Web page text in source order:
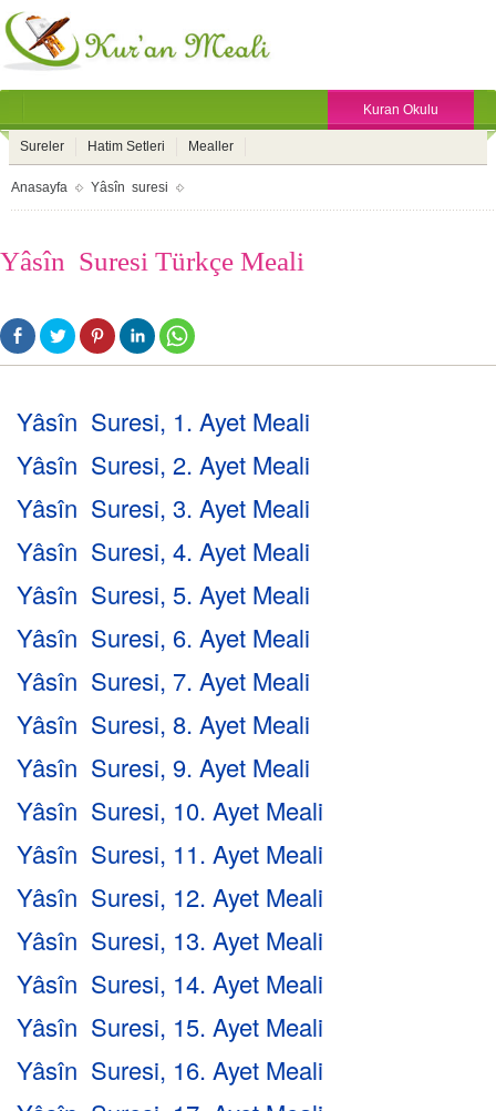
Kuran Okulu
Sureler Hatim Setleri Mealler
Anasayfa Yâsîn suresi
Yâsîn Suresi Türkçe Meali
Yâsîn Suresi, 1. Ayet Meali
Yâsîn Suresi, 2. Ayet Meali
Yâsîn Suresi, 3. Ayet Meali
Yâsîn Suresi, 4. Ayet Meali
Yâsîn Suresi, 5. Ayet Meali
Yâsîn Suresi, 6. Ayet Meali
Yâsîn Suresi, 7. Ayet Meali
Yâsîn Suresi, 8. Ayet Meali
Yâsîn Suresi, 9. Ayet Meali
Yâsîn Suresi, 10. Ayet Meali
Yâsîn Suresi, 11. Ayet Meali
Yâsîn Suresi, 12. Ayet Meali
Yâsîn Suresi, 13. Ayet Meali
Yâsîn Suresi, 14. Ayet Meali
Yâsîn Suresi, 15. Ayet Meali
Yâsîn Suresi, 16. Ayet Meali